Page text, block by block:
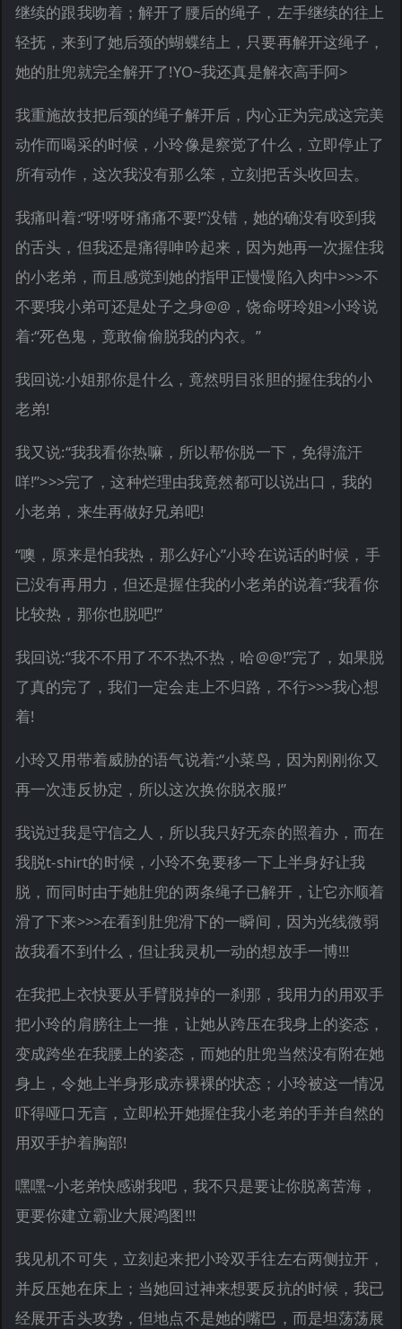
继续的跟我吻着；解开了腰后的绳子，左手继续的往上
轻抚，来到了她后颈的蝴蝶结上，只要再解开这绳子，
她的肚兜就完全解开了!YO~我还真是解衣高手阿>
我重施故技把后颈的绳子解开后，内心正为完成这完美
动作而喝采的时候，小玲像是察觉了什么，立即停止了
所有动作，这次我没有那么笨，立刻把舌头收回去。
我痛叫着:“呀!呀呀痛痛不要!”没错，她的确没有咬到我
的舌头，但我还是痛得呻吟起来，因为她再一次握住我
的小老弟，而且感觉到她的指甲正慢慢陷入肉中>>>不
不要!我小弟可还是处子之身@@，饶命呀玲姐>小玲说
着:“死色鬼，竟敢偷偷脱我的内衣。”
我回说:小姐那你是什么，竟然明目张胆的握住我的小
老弟!
我又说:“我我看你热嘛，所以帮你脱一下，免得流汗
咩!”>>>完了，这种烂理由我竟然都可以说出口，我的
小老弟，来生再做好兄弟吧!
“噢，原来是怕我热，那么好心”小玲在说话的时候，手
已没有再用力，但还是握住我的小老弟的说着:“我看你
比较热，那你也脱吧!”
我回说:“我不不用了不不热不热，哈@@!”完了，如果脱
了真的完了，我们一定会走上不归路，不行>>>我心想
着!
小玲又用带着威胁的语气说着:“小菜鸟，因为刚刚你又
再一次违反协定，所以这次换你脱衣服!”
我说过我是守信之人，所以我只好无奈的照着办，而在
我脱t-shirt的时候，小玲不免要移一下上半身好让我
脱，而同时由于她肚兜的两条绳子已解开，让它亦顺着
滑了下来>>>在看到肚兜滑下的一瞬间，因为光线微弱
故我看不到什么，但让我灵机一动的想放手一博!!!
在我把上衣快要从手臂脱掉的一刹那，我用力的用双手
把小玲的肩膀往上一推，让她从跨压在我身上的姿态，
变成跨坐在我腰上的姿态，而她的肚兜当然没有附在她
身上，令她上半身形成赤裸裸的状态；小玲被这一情况
吓得哑口无言，立即松开她握住我小老弟的手并自然的
用双手护着胸部!
嘿嘿~小老弟快感谢我吧，我不只是要让你脱离苦海，
更要你建立霸业大展鸿图!!!
我见机不可失，立刻起来把小玲双手往左右两侧拉开，
并反压她在床上；当她回过神来想要反抗的时候，我已
经展开舌头攻势，但地点不是她的嘴巴，而是坦荡荡展